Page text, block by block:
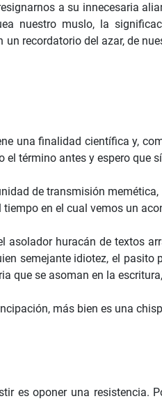
a su innecesaria
nuestro muslo, la
recordatorio del azar, de
una finalidad científica y,
término antes y espero que
de transmisión
en el cual vemos un
asolador huracán de textos
semejante idiotez, el
que se asoman en la
más bien es una
es oponer una resistencia.